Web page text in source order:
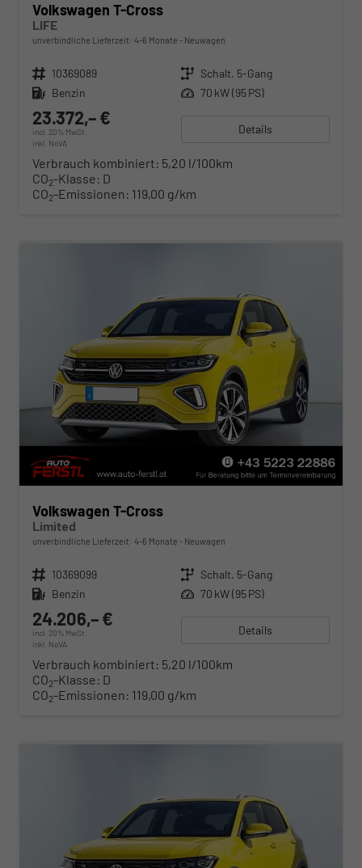
Volkswagen T-Cross
LIFE
unverbindliche Lieferzeit: 4-6 Monate Neuwagen
Fahrzeugnr. 10369089 Getriebe Schalt. 5-Gang
Kraftstoff Benzin Leistung 70 kW (95 PS)
23.372,– €
incl. 20% MwSt.
inkl. NoVA
Details
Verbrauch kombiniert: 5,20 l/100km
CO2-Klasse: D
CO2-Emissionen: 119,00 g/km
Volkswagen T-Cross
Limited
unverbindliche Lieferzeit: 4-6 Monate Neuwagen
Fahrzeugnr. 10369099 Getriebe Schalt. 5-Gang
Kraftstoff Benzin Leistung 70 kW (95 PS)
24.206,– €
incl. 20% MwSt.
inkl. NoVA
Details
Verbrauch kombiniert: 5,20 l/100km
CO2-Klasse: D
CO2-Emissionen: 119,00 g/km